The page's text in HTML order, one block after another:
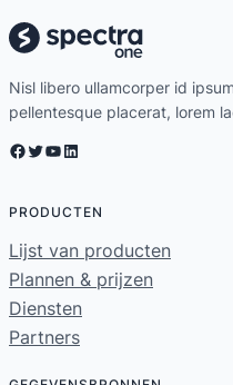
Nisl libero ullamcorper id
pellentesque placerat, lorem
Facebook Twitter YouTube LinkedIn
PRODUCTEN
Lijst van producten
Plannen & prijzen
Diensten
Partners